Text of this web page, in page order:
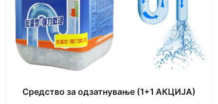
Средство за одзатнување (1+1 АКЦИЈА)